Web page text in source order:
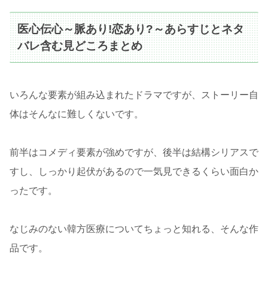
医心伝心～脈あり!恋あり?～あらすじとネタ
バレ含む見どころまとめ
いろんな要素が組み込まれたドラマですが、ストーリー自
体はそんなに難しくないです。
前半はコメディ要素が強めですが、後半は結構シリアスで
すし、しっかり起伏があるので一気見できるくらい面白か
ったです。
なじみのない韓方医療についてちょっと知れる、そんな作
品です。